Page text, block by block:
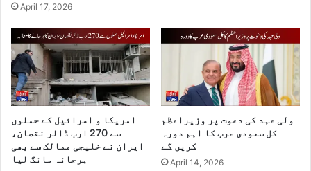
April 17, 2026
امریکا و اسرائیل کے حملوں
سے 270 ارب ڈالر نقصان،
ایران نے خلیجی ممالک سے بھی
ہرجانہ مانگ لیا
ولی عہد کی دعوت پر وزیراعظم
کل سعودی عرب کا اہم دورہ
April 14, 2026